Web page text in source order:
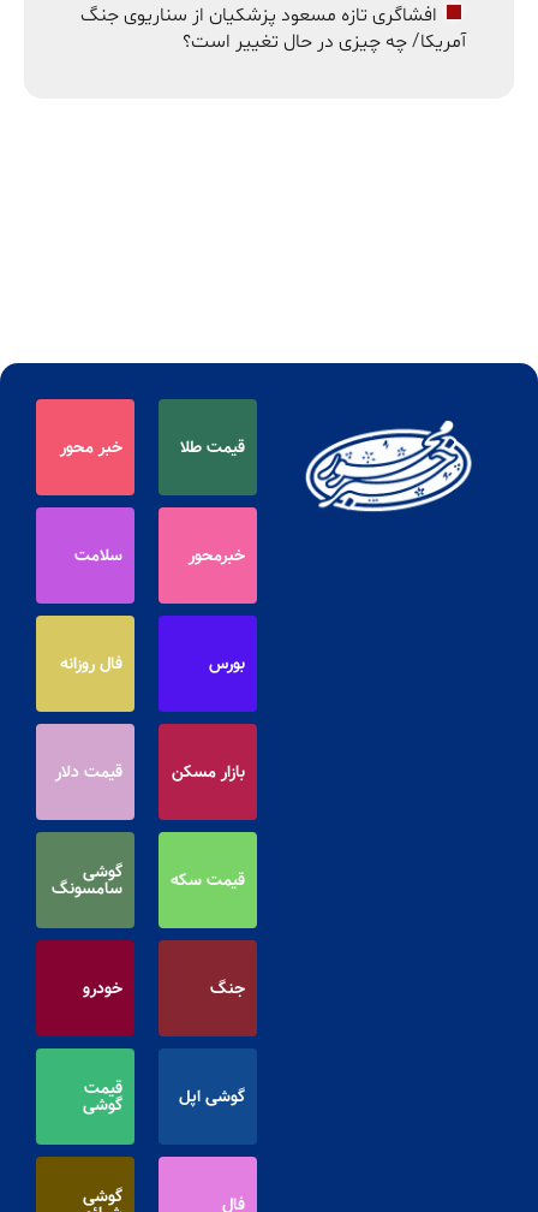
افشاگری تازه مسعود پزشکیان از سناریوی جنگ
آمریکا/ چه چیزی در حال تغییر است؟
قیمت طلا خبر محور
خبرمحور سلامت
بورس فال روزانه
بازار مسکن قیمت دلار
قیمت سکه گوشی
سامسونگ
جنگ خودرو
گوشی اپل قیمت
گوشی
فال گوشی